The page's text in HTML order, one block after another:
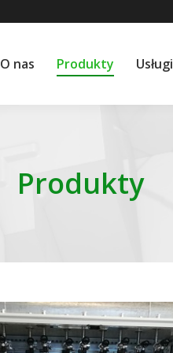
O nas Produkty Usługi
Produkty